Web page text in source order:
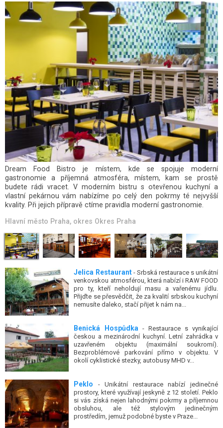
Pivovar Moravský Žižkov dorazil do Prahy a ne náhodou na
Žižkov. Poctivá česká kuchyně, jenž uspokojí maso-žrouta i
vegana, domácí limonády, čerstvé mošty a jiné a jiné dobroty.
Jste srdečně zváni.
Hlavní město Praha, okres Okres Praha
Jelica Restaurant- Srbská restaurace s unikátní
venkovskou atmosférou, která nabízí i RAW FOOD
pro ty, kteří neholdují masu a vařenému jídlu.
Přijďte se přesvědčit, že za kvalití srbskou kuchyní
nemusíte daleko, stačí přijet k nám na...
Benická Hospůdka - Restaurace s vynikající
českou a mezinárodní kuchyní. Letní zahrádka v
uzavřeném objektu (maximální soukromí).
Bezproblémové parkování přímo v objektu. V
okolí cyklistické stezky, autobusy MHD v...
Peklo - Unikátní restaurace nabízí jedinečné
prostory, které využívají jeskyně z 12 století. Peklo
si vás získá nejen lahodnými pokrmy a příjemnou
obsluhou, ale též stylovým jedinečným
prostředím, jemuž podobné byste v Praze...